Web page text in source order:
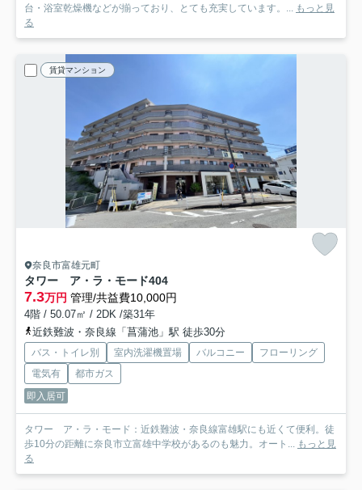
台・浴室乾燥機などが揃っており、とても充実しています。... もっと見
る
賃貸マンション
奈良市富雄元町
タワー ア・ラ・モード404
7.3万円 管理/共益費10,000円
4階 / 50.07㎡ / 2DK /築31年
近鉄難波・奈良線「菖蒲池」駅 徒歩30分
バス・トイレ別 室内洗濯機置場 バルコニー
フローリング
電気有
都市ガス
即入居可
タワー ア・ラ・モード：近鉄難波・奈良線富雄駅にも近くて便利。徒
歩10分の距離に奈良市立富雄中学校があるのも魅力。オート... もっと見
る